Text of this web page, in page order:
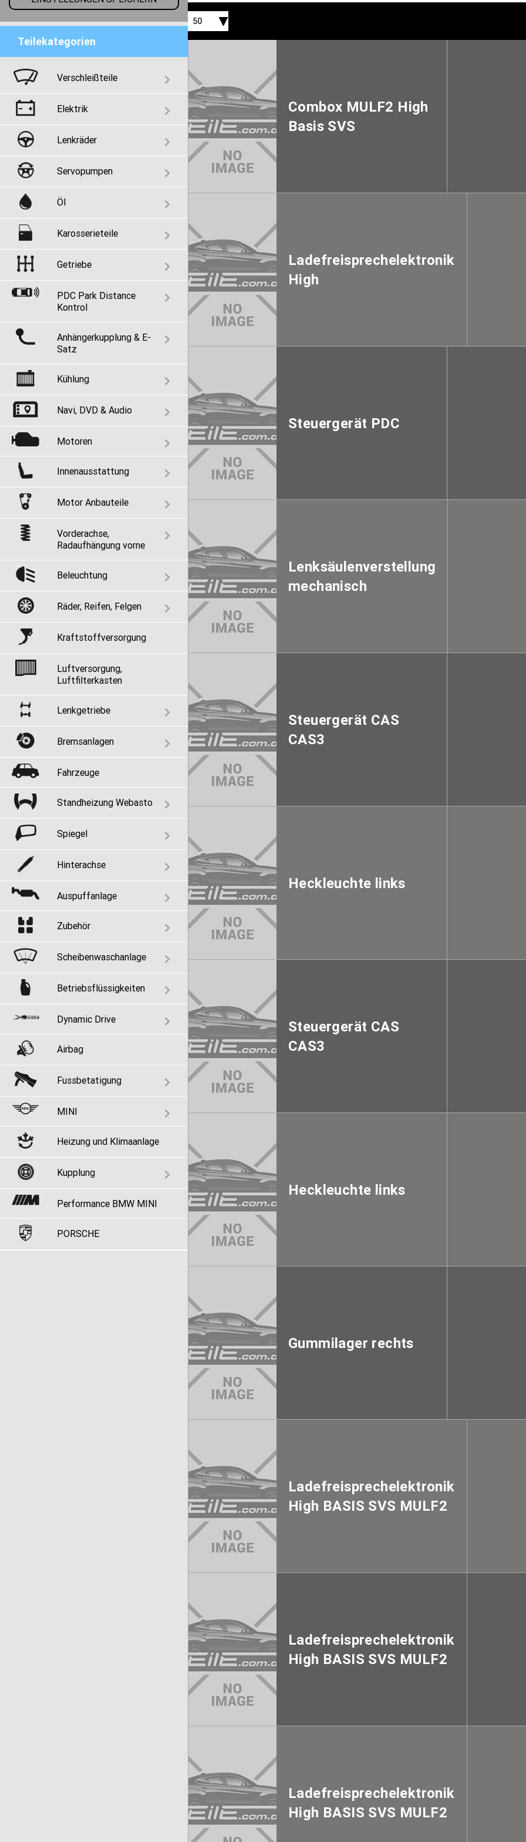
Teilekategorien
Verschleißteile
Elektrik
Lenkräder
Servopumpen
Öl
Karosserieteile
Getriebe
PDC Park Distance
Kontrol
Anhängerkupplung & E-
Satz
Kühlung
Navi, DVD & Audio
Motoren
Innenausstattung
Motor Anbauteile
Vorderachse,
Radaufhängung vorne
Beleuchtung
Räder, Reifen, Felgen
Kraftstoffversorgung
Luftversorgung,
Luftfilterkasten
Lenkgetriebe
Bremsanlagen
Fahrzeuge
Standheizung Webasto
Spiegel
Hinterachse
Auspuffanlage
Zubehör
Scheibenwaschanlage
Betriebsflüssigkeiten
Dynamic Drive
Airbag
Fussbetatigung
MINI
Heizung und Klimaanlage
Kupplung
Performance BMW MINI
PORSCHE
50
Combox MULF2 High
Basis SVS
Ladefreisprechelektronik
High
Steuergerät PDC
Lenksäulenverstellung
mechanisch
Steuergerät CAS
CAS3
Heckleuchte links
Steuergerät CAS
CAS3
Heckleuchte links
Gummilager rechts
Ladefreisprechelektronik
High BASIS SVS MULF2
Ladefreisprechelektronik
High BASIS SVS MULF2
Ladefreisprechelektronik
High BASIS SVS MULF2